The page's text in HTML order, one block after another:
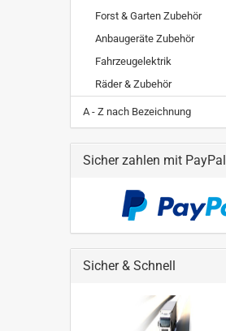
Forst & Garten Zubehör
Anbaugeräte Zubehör
Fahrzeugelektrik
Räder & Zubehör
A - Z nach Bezeichnung
Sicher zahlen mit PayPal
Sicher & Schnell